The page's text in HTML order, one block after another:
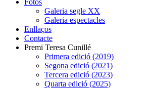
Fotos
Galeria segle XX
Galeria espectacles
Enllaços
Contacte
Premi Teresa Cunillé
Primera edició (2019)
Segona edició (2021)
Tercera edició (2023)
Quarta edició (2025)